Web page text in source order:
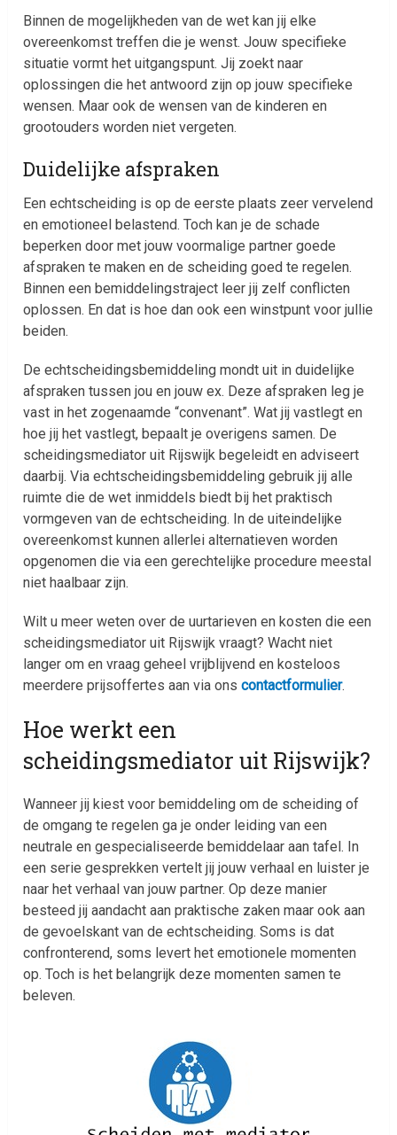
Binnen de mogelijkheden van de wet kan jij elke
overeenkomst treffen die je wenst. Jouw specifieke
situatie vormt het uitgangspunt. Jij zoekt naar
oplossingen die het antwoord zijn op jouw specifieke
wensen. Maar ook de wensen van de kinderen en
grootouders worden niet vergeten.
Duidelijke afspraken
Een echtscheiding is op de eerste plaats zeer vervelend
en emotioneel belastend. Toch kan je de schade
beperken door met jouw voormalige partner goede
afspraken te maken en de scheiding goed te regelen.
Binnen een bemiddelingstraject leer jij zelf conflicten
oplossen. En dat is hoe dan ook een winstpunt voor jullie
beiden.
De echtscheidingsbemiddeling mondt uit in duidelijke
afspraken tussen jou en jouw ex. Deze afspraken leg je
vast in het zogenaamde “convenant”. Wat jij vastlegt en
hoe jij het vastlegt, bepaalt je overigens samen. De
scheidingsmediator uit Rijswijk begeleidt en adviseert
daarbij. Via echtscheidingsbemiddeling gebruik jij alle
ruimte die de wet inmiddels biedt bij het praktisch
vormgeven van de echtscheiding. In de uiteindelijke
overeenkomst kunnen allerlei alternatieven worden
opgenomen die via een gerechtelijke procedure meestal
niet haalbaar zijn.
Wilt u meer weten over de uurtarieven en kosten die een
scheidingsmediator uit Rijswijk vraagt? Wacht niet
langer om en vraag geheel vrijblijvend en kosteloos
meerdere prijsoffertes aan via onscontactformulier.
Hoe werkt een
scheidingsmediator uit Rijswijk?
Wanneer jij kiest voor bemiddeling om de scheiding of
de omgang te regelen ga je onder leiding van een
neutrale en gespecialiseerde bemiddelaar aan tafel. In
een serie gesprekken vertelt jij jouw verhaal en luister je
naar het verhaal van jouw partner. Op deze manier
besteed jij aandacht aan praktische zaken maar ook aan
de gevoelskant van de echtscheiding. Soms is dat
confronterend, soms levert het emotionele momenten
op. Toch is het belangrijk deze momenten samen te
beleven.